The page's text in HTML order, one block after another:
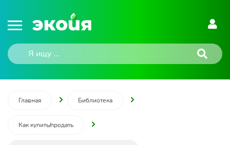
Главная Библиотека
Как купить/продать